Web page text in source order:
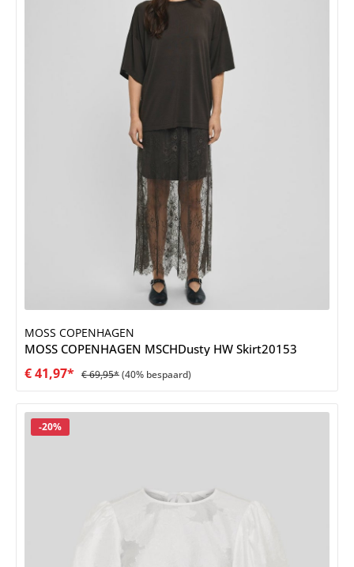
MOSS COPENHAGEN
MOSS COPENHAGEN MSCHDusty HW Skirt20153
€ 41,97* € 69,95*(40% bespaard)
Korting
-20%